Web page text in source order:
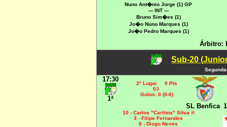
Nuno Ant�nio Jorge (1) GP
--- INT ---
Bruno Sim�es (1)
Jo�o Nuno Marques (1)
Jo�o Pedro Marques (1)
Árbitro:
Sub-20
17:30
1ª
2º Lugar 0 Pts
0J
Golos: 0 (0-0)
SL Benfica
10 - Carlos "Carlitos" Silva ®
3 - Filipe Fernandes
8 - Diogo Neves